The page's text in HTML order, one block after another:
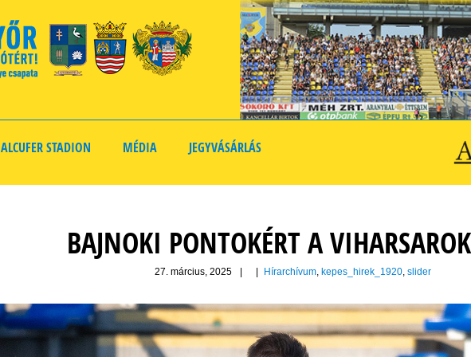
ALCUFER STADION MÉDIA JEGYVÁSÁRLÁS
BAJNOKI PONTOKÉRT A
27. március, 2025 Hírarchívum, kepes_hirek_1920, slider